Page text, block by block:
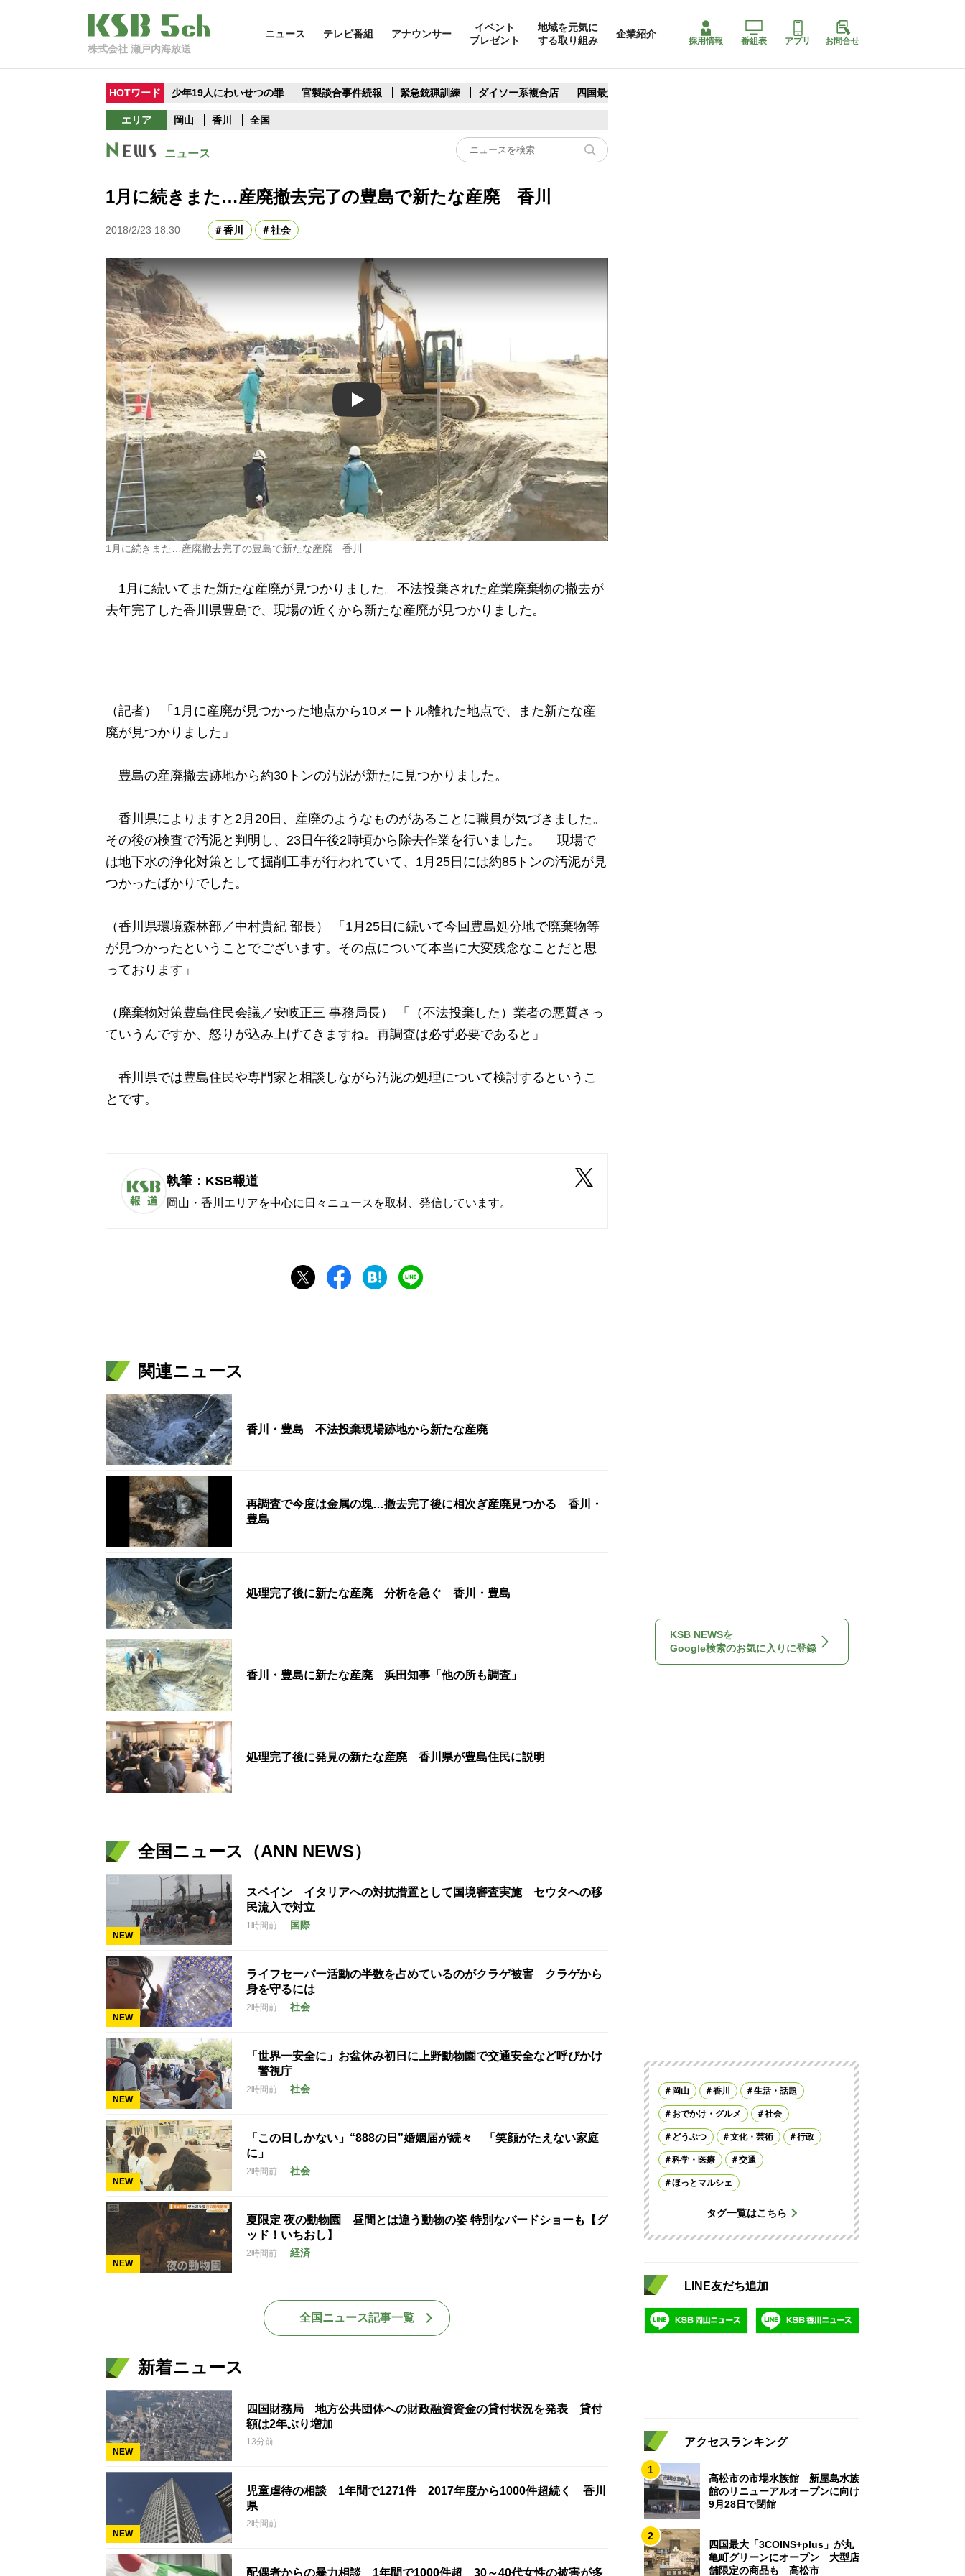
株式会社 瀬戸内海放送
ニュース テレビ番組 アナウンサー
イベント
プレゼント
地域を元気に
する取り組み
企業紹介
採用情報 番組表 アプリ お問合せ
HOTワード 少年19人にわいせつの罪 官製談合事件続報 緊急銃猟訓練 ダイソー系複合店 四国最大スリコ
エリア 岡山 香川 全国
ニュース
1月に続きまた…産廃撤去完了の豊島で新たな産廃 香川
2018/2/23 18:30 香川 社会
Play
1月に続きまた…産廃撤去完了の豊島で新たな産廃 香川
1月に続いてまた新たな産廃が見つかりました。不法投棄された産業廃棄物の撤去が
去年完了した香川県豊島で、現場の近くから新たな産廃が見つかりました。
（記者） 「1月に産廃が見つかった地点から10メートル離れた地点で、また新たな産
廃が見つかりました」
豊島の産廃撤去跡地から約30トンの汚泥が新たに見つかりました。
香川県によりますと2月20日、産廃のようなものがあることに職員が気づきました。
その後の検査で汚泥と判明し、23日午後2時頃から除去作業を行いました。 現場で
は地下水の浄化対策として掘削工事が行われていて、1月25日には約85トンの汚泥が見
つかったばかりでした。
（香川県環境森林部／中村貴紀 部長） 「1月25日に続いて今回豊島処分地で廃棄物等
が見つかったということでございます。その点について本当に大変残念なことだと思
っております」
（廃棄物対策豊島住民会議／安岐正三 事務局長） 「（不法投棄した）業者の悪質さっ
ていうんですか、怒りが込み上げてきますね。再調査は必ず必要であると」
香川県では豊島住民や専門家と相談しながら汚泥の処理について検討するというこ
とです。
執筆：KSB報道
岡山・香川エリアを中心に日々ニュースを取材、発信しています。
関連ニュース
香川・豊島 不法投棄現場跡地から新たな産廃
再調査で今度は金属の塊…撤去完了後に相次ぎ産廃見つかる 香川・
豊島
処理完了後に新たな産廃 分析を急ぐ 香川・豊島
香川・豊島に新たな産廃 浜田知事「他の所も調査」
処理完了後に発見の新たな産廃 香川県が豊島住民に説明
全国ニュース（ANN NEWS）
NEW
スペイン イタリアへの対抗措置として国境審査実施 セウタへの移
民流入で対立
1時間前 国際
NEW
ライフセーバー活動の半数を占めているのがクラゲ被害 クラゲから
身を守るには
2時間前 社会
NEW
「世界一安全に」お盆休み初日に上野動物園で交通安全など呼びかけ
警視庁
2時間前 社会
NEW
「この日しかない」“888の日”婚姻届が続々 「笑顔がたえない家庭
に」
2時間前 社会
NEW
夏限定 夜の動物園 昼間とは違う動物の姿 特別なバードショーも【グ
ッド！いちおし】
2時間前 経済
全国ニュース記事一覧
新着ニュース
NEW
四国財務局 地方公共団体への財政融資資金の貸付状況を発表 貸付
額は2年ぶり増加
13分前
NEW
児童虐待の相談 1年間で1271件 2017年度から1000件超続く 香川
県
2時間前
配偶者からの暴力相談 1年間で1000件超 30～40代女性の被害が多
KSB NEWSを
Google検索のお気に入りに登録
岡山 香川 生活・話題
おでかけ・グルメ 社会
どうぶつ 文化・芸術 行政
科学・医療 交通
ほっとマルシェ
タグ一覧はこちら
LINE友だち追加
アクセスランキング
1
高松市の市場水族館 新屋島水族
館のリニューアルオープンに向け
9月28日で閉館
2
四国最大「3COINS+plus」が丸
亀町グリーンにオープン 大型店
舗限定の商品も 高松市